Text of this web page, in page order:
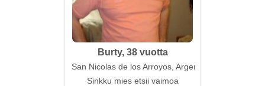
Burty, 38 vuotta
San Nicolas de los Arroyos, Argentiina
Sinkku mies etsii vaimoa